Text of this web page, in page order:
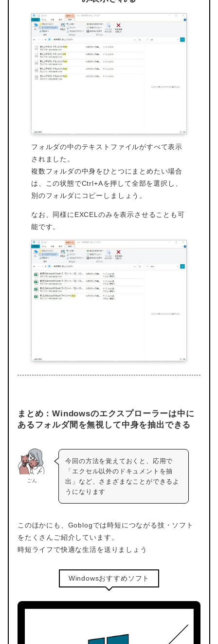
フォルダの中のテキストファイルがすべて表示
されました。
複数フォルダの中身をひとつにまとめたい場合
は、この状態でCtrl+Aを押して全部を選択し、
別のフォルダにコピーしましょう。
なお、同様にEXCELのみを表示させることも可
能です。
まとめ：Windowsのエクスプローラーは中に
あるフォルダ間を無視して中身を抽出できる
ごん
今回の方法を覚えておくと、応用で
「エクセル以外のドキュメントを抽
出」など、さまざまなことができるよ
うになります
このほかにも、Goblogでは時短につながる技・ソフト
をたくさんご紹介しています。
時短ライフで快適な生活を送りましょう
Windowsおすすめソフト